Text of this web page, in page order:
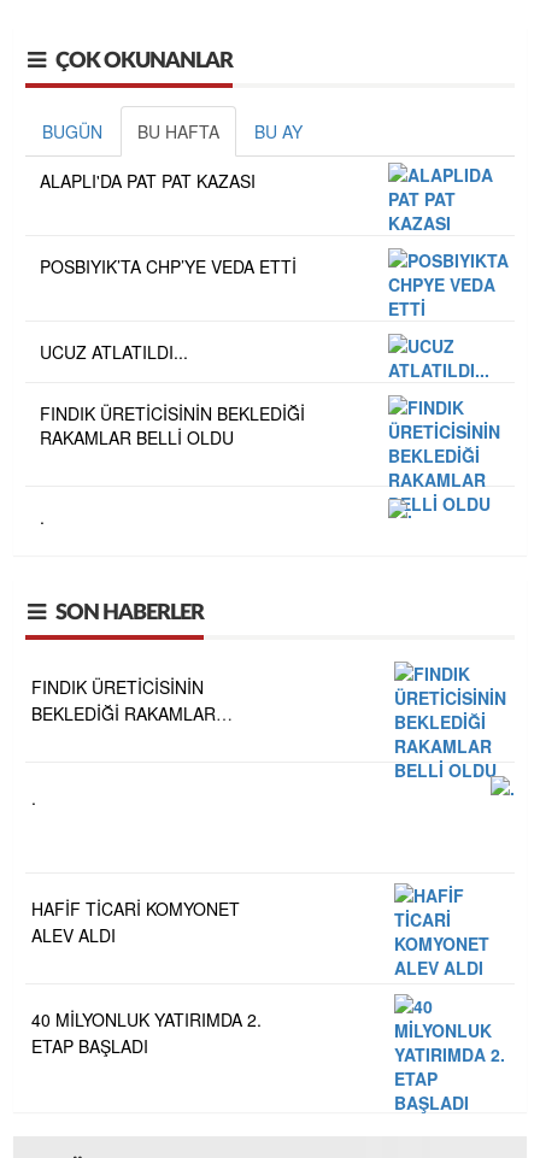
ÇOK OKUNANLAR
BUGÜN BU HAFTA BU AY
ALAPLI'DA PAT PAT KAZASI
POSBIYIK’TA CHP’YE VEDA ETTİ
UCUZ ATLATILDI...
FINDIK ÜRETİCİSİNİN BEKLEDİĞİ
RAKAMLAR BELLİ OLDU
.
SON HABERLER
FINDIK ÜRETİCİSİNİN
BEKLEDİĞİ RAKAMLAR
.
HAFİF TİCARİ KOMYONET
ALEV ALDI
40 MİLYONLUK YATIRIMDA 2.
ETAP BAŞLADI